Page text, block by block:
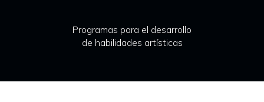
Programas para el desarrollo
de habilidades artísticas